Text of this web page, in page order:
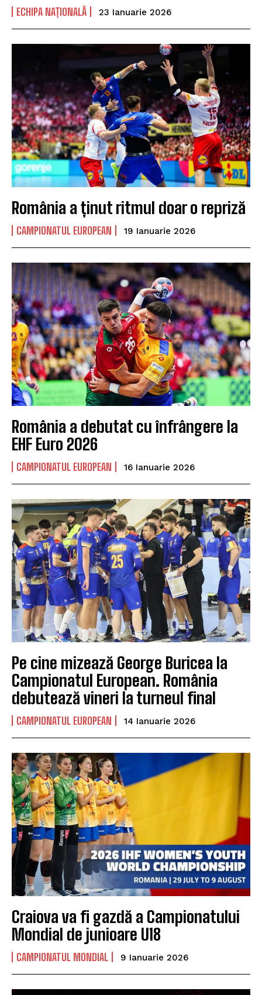
ECHIPA NAȚIONALĂ 23 Ianuarie 2026
România a ținut ritmul doar o repriză
CAMPIONATUL EUROPEAN 19 Ianuarie 2026
România a debutat cu înfrângere la
EHF Euro 2026
CAMPIONATUL EUROPEAN 16 Ianuarie 2026
Pe cine mizează George Buricea la
Campionatul European. România
debutează vineri la turneul final
CAMPIONATUL EUROPEAN 14 Ianuarie 2026
Craiova va fi gazdă a Campionatului
Mondial de junioare U18
CAMPIONATUL MONDIAL 9 Ianuarie 2026